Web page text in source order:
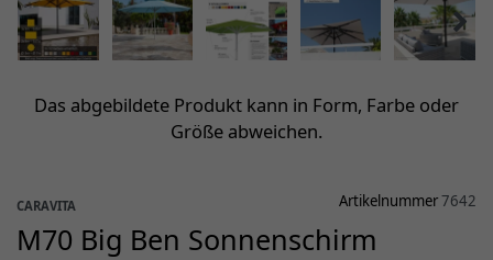
Das abgebildete Produkt kann in Form, Farbe oder
Größe abweichen.
CARAVITA Artikelnummer7642
M70 Big Ben Sonnenschirm